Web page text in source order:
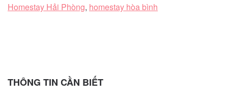
Homestay Hải Phòng, homestay hòa bình
THÔNG TIN CẦN BIẾT